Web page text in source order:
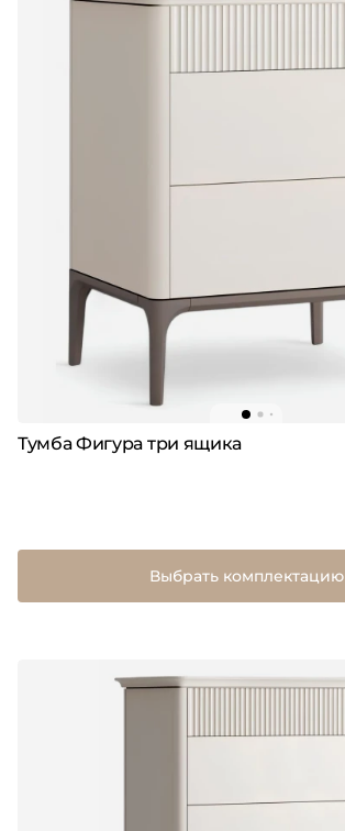
Тумба Фигура три ящика
Выбрать комплектацию